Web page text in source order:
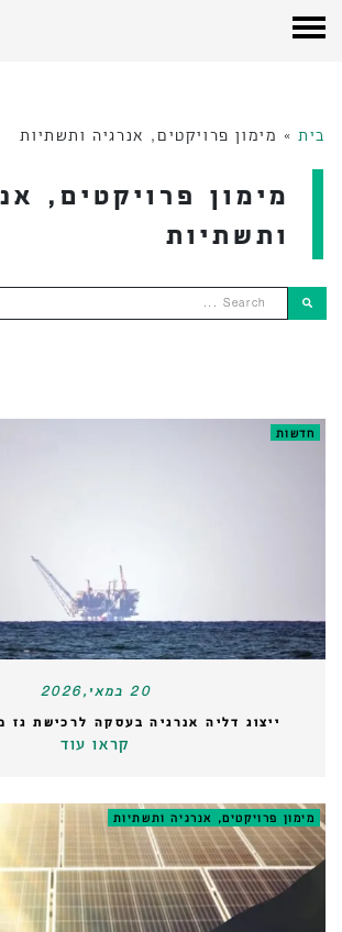
בית » מימון פרויקטים, אנרגיה ותשתיות
מימון פרויקטים,
ותשתיות
Search ...
חדשות
20 במאי,2026
ייצוג דליה אנרגיה בעסקה לרכישת גז
קראו עוד
מימון פרויקטים, אנרגיה ותשתיות